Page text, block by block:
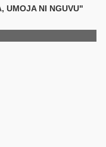
UMOJA NI NGUVU"